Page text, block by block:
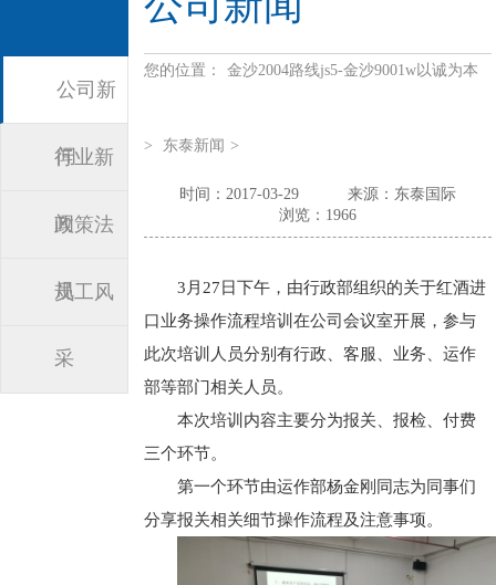
公司新
闻
行业新
闻
政策法
规
员工风
采
您的位置： 金沙2004路线js5-金沙9001w以诚为本
> 东泰新闻 >
时间：2017-03-29
来源：东泰国际
浏览：1966
3月27日下午，由行政部组织的关于红酒进
口业务操作流程培训在公司会议室开展，参与
此次培训人员分别有行政、客服、业务、运作
部等部门相关人员。
本次培训内容主要分为报关、报检、付费
三个环节。
第一个环节由运作部杨金刚同志为同事们
分享报关相关细节操作流程及注意事项。